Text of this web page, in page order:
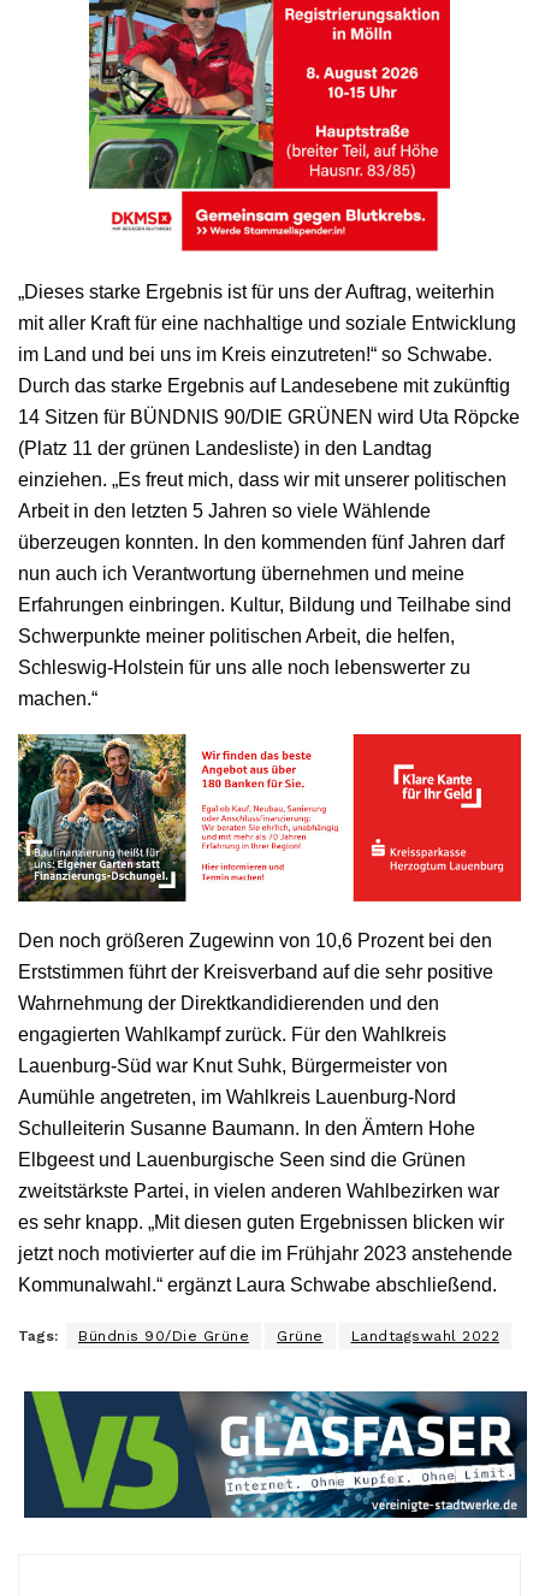
„Dieses starke Ergebnis ist für uns der Auftrag, weiterhin
mit aller Kraft für eine nachhaltige und soziale Entwicklung
im Land und bei uns im Kreis einzutreten!“ so Schwabe.
Durch das starke Ergebnis auf Landesebene mit zukünftig
14 Sitzen für BÜNDNIS 90/DIE GRÜNEN wird Uta Röpcke
(Platz 11 der grünen Landesliste) in den Landtag
einziehen. „Es freut mich, dass wir mit unserer politischen
Arbeit in den letzten 5 Jahren so viele Wählende
überzeugen konnten. In den kommenden fünf Jahren darf
nun auch ich Verantwortung übernehmen und meine
Erfahrungen einbringen. Kultur, Bildung und Teilhabe sind
Schwerpunkte meiner politischen Arbeit, die helfen,
Schleswig-Holstein für uns alle noch lebenswerter zu
machen.“
Den noch größeren Zugewinn von 10,6 Prozent bei den
Erststimmen führt der Kreisverband auf die sehr positive
Wahrnehmung der Direktkandidierenden und den
engagierten Wahlkampf zurück. Für den Wahlkreis
Lauenburg-Süd war Knut Suhk, Bürgermeister von
Aumühle angetreten, im Wahlkreis Lauenburg-Nord
Schulleiterin Susanne Baumann. In den Ämtern Hohe
Elbgeest und Lauenburgische Seen sind die Grünen
zweitstärkste Partei, in vielen anderen Wahlbezirken war
es sehr knapp. „Mit diesen guten Ergebnissen blicken wir
jetzt noch motivierter auf die im Frühjahr 2023 anstehende
Kommunalwahl.“ ergänzt Laura Schwabe abschließend.
Tags: Bündnis 90/Die Grüne Grüne Landtagswahl 2022